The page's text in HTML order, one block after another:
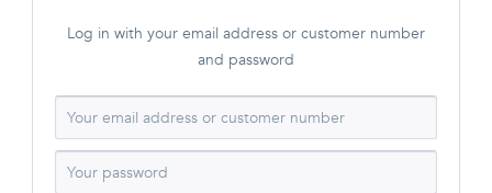
Log in with your email address or customer number
and password